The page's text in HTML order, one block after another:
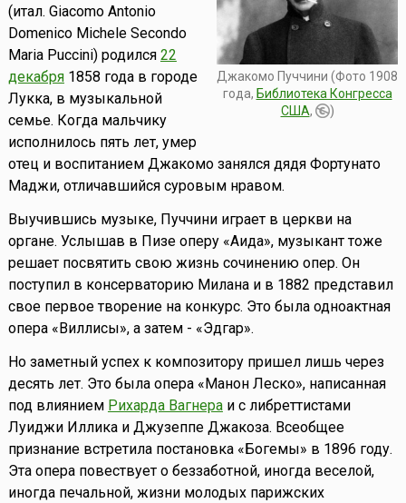
Джакомо Пуччини (Фото 1908
года, Библиотека Конгресса
США, )
(итал. Giacomo Antonio
Domenico Michele Secondo
Maria Puccini) родился 22
декабря1858 года в городе
Лукка, в музыкальной
семье. Когда мальчику
исполнилось пять лет, умер
отец и воспитанием Джакомо занялся дядя Фортунато
Маджи, отличавшийся суровым нравом.
Выучившись музыке, Пуччини играет в церкви на
органе. Услышав в Пизе оперу «Аида», музыкант тоже
решает посвятить свою жизнь сочинению опер. Он
поступил в консерваторию Милана и в 1882 представил
свое первое творение на конкурс. Это была одноактная
опера «Виллисы», а затем - «Эдгар».
Но заметный успех к композитору пришел лишь через
десять лет. Это была опера «Манон Леско», написанная
под влиянием Рихарда Вагнераи с либреттистами
Луиджи Иллика и Джузеппе Джакоза. Всеобщее
признание встретила постановка «Богемы» в 1896 году.
Эта опера повествует о беззаботной, иногда веселой,
иногда печальной, жизни молодых парижских